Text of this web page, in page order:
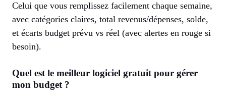
Celui que vous remplissez facilement chaque semaine,
avec catégories claires, total revenus/dépenses, solde,
et écarts budget prévu vs réel (avec alertes en rouge si
besoin).
Quel est le meilleur logiciel gratuit pour gérer
mon budget ?